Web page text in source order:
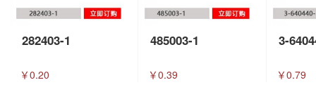
282403-1
￥0.20
485003-1
￥0.39
3-
￥0.79